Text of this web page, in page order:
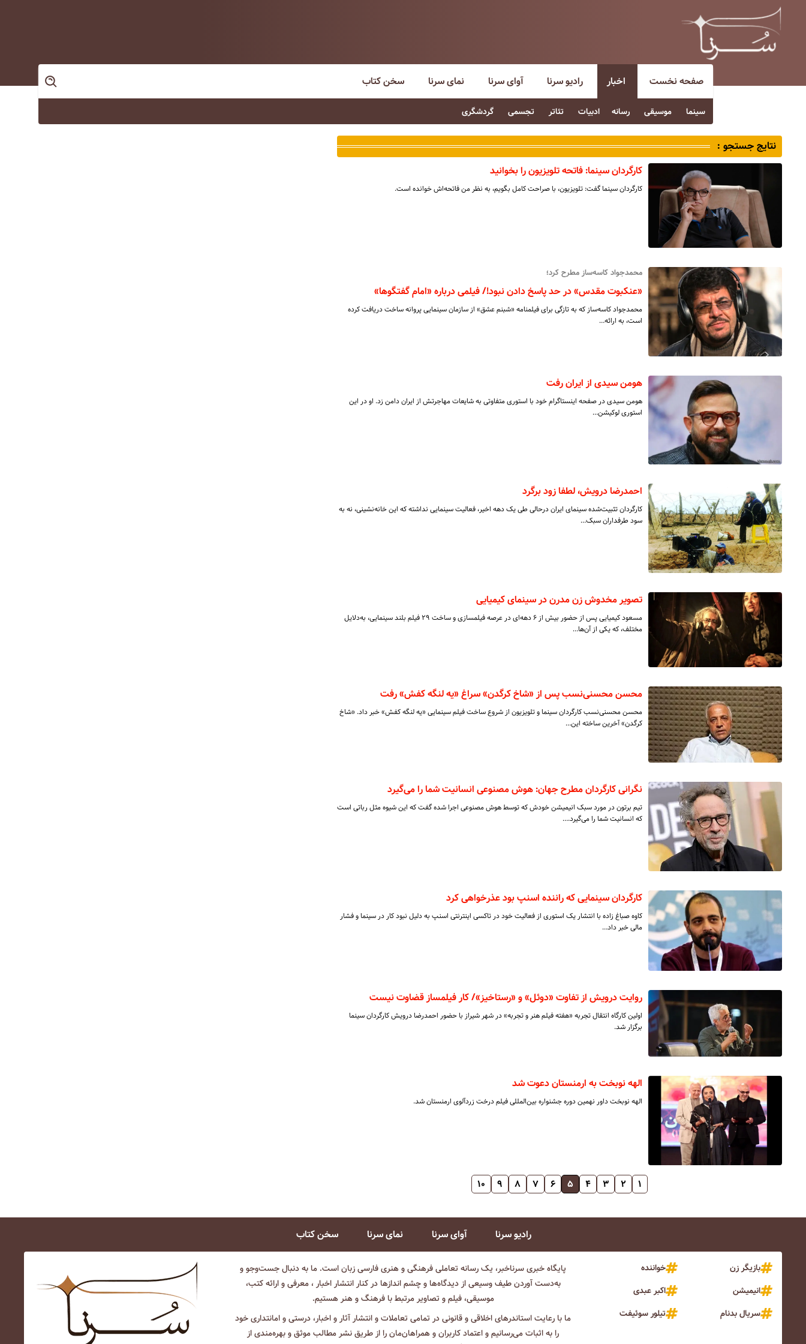
صفحه نخست اخبار
سینما موسیقی رسانه ادبیات تئاتر تجسمی گردشگری
رادیو سرنا آوای سرنا نمای سرنا سخن کتاب
نتایج جستجو :
کارگردان سینما: فاتحه تلویزیون را بخوانید
کارگردان سینما گفت: تلویزیون، با صراحت کامل بگویم، به نظر من فاتحه‌اش خوانده است.
محمدجواد کاسه‌ساز مطرح کرد؛
«عنکبوت مقدس» در حد پاسخ دادن نبود!/ فیلمی درباره «امام گفتگوها»
محمدجواد کاسه‌ساز که به تازگی برای فیلمنامه «شبنم عشق» از سازمان سینمایی پروانه ساخت دریافت کرده
است، به ارائه…
هومن سیدی از ایران رفت
هومن سیدی در صفحه اینستاگرام خود با استوری متفاوتی به شایعات مهاجرتش از ایران دامن زد. او در این
استوری لوکیشن…
احمدرضا درویش، لطفا زود برگرد
کارگردان تثبیت‌شده سینمای ایران درحالی طی یک دهه اخیر، فعالیت سینمایی نداشته که این خانه‌نشینی، نه به
سود طرفداران سبک…
تصویر مخدوش زن مدرن در سینمای کیمیایی
مسعود کیمیایی پس از حضور بیش از ۶ دهه‌ای در عرصه فیلمسازی و ساخت ۲۹ فیلم بلند سینمایی، به‌دلایل
مختلف، که یکی از آن‌ها…
محسن محسنی‌نسب پس از «شاخ کرگدن» سراغ «یه لنگه کفش» رفت
محسن محسنی‌نسب کارگردان سینما و تلویزیون از شروع ساخت فیلم سینمایی «یه لنگه کفش» خبر داد. «شاخ
کرگدن» آخرین ساخته این…
نگرانی کارگردان مطرح جهان: هوش مصنوعی انسانیت شما را می‌گیرد
تیم برتون در مورد سبک انیمیشن خودش که توسط هوش مصنوعی اجرا شده گفت که این شیوه مثل رباتی است
که انسانیت شما را می‌گیرد.…
کارگردان سینمایی که راننده اسنپ بود عذرخواهی کرد
کاوه صباغ زاده با انتشار یک استوری از فعالیت خود در تاکسی اینترنتی اسنپ به دلیل نبود کار در سینما و فشار
مالی خبر داد…
روایت درویش از تفاوت «دوئل» و «رستاخیز»/ کار فیلمساز قضاوت نیست
اولین کارگاه انتقال تجربه «هفته فیلم هنر و تجربه» در شهر شیراز با حضور احمدرضا درویش کارگردان سینما
برگزار شد.
الهه نوبخت به ارمنستان دعوت شد
الهه نوبخت داور نهمین دوره جشنواره بین‌المللی فیلم درخت زردآلوی ارمنستان شد.
۱ ۲ ۳ ۴ ۵ ۶ ۷ ۸ ۹ ۱۰
رادیو سرنا آوای سرنا نمای سرنا سخن کتاب
بازیگر زن
خواننده
انیمیشن
اکبر عبدی
سریال بدنام
تیلور سوئیفت
پایگاه خبری سرناخبر، یک رسانه تعاملی فرهنگی و هنری فارسی زبان است. ما به دنبال جست‌و‌جو و
به‌دست آوردن طیف وسیعی از دیدگاه‌ها و چشم انداز‌ها در کنار انتشار اخبار ، معرفی و ارائه کتب،
موسیقی، فیلم و تصاویر مرتبط با فرهنگ و هنر هستیم.
ما با رعایت استاندرهای اخلاقی و قانونی در تمامی تعاملات و انتشار آثار و اخبار، درستی و امانتداری خود
را به اثبات می‌رسانیم و اعتماد کاربران و همراهان‌مان را از طریق نشر مطالب موثق و بهره‌مندی از